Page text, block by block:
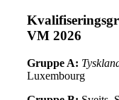
VM 2026
Gruppe A:
Luxembourg